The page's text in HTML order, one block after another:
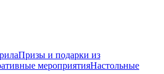
Призы и подарки из
мероприятияНастольные